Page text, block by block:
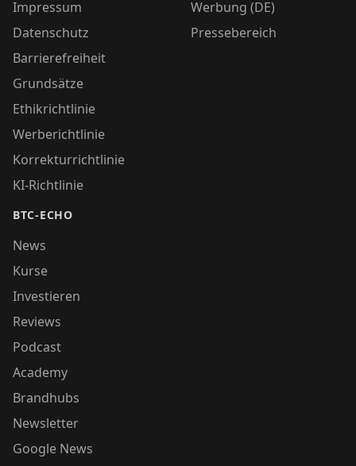
Impressum
Datenschutz
Barrierefreiheit
Grundsätze
Ethikrichtlinie
Werberichtlinie
Korrekturrichtlinie
KI-Richtlinie
BTC-ECHO
News
Kurse
Investieren
Reviews
Podcast
Academy
Brandhubs
Newsletter
Google News
Werbung (DE)
Pressebereich